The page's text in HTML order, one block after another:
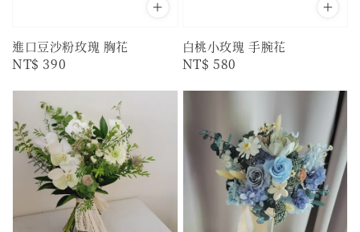
進口豆沙粉玫瑰 胸花
Regular
NT$ 390
白桃小玫瑰 手腕花
Regular
NT$ 580